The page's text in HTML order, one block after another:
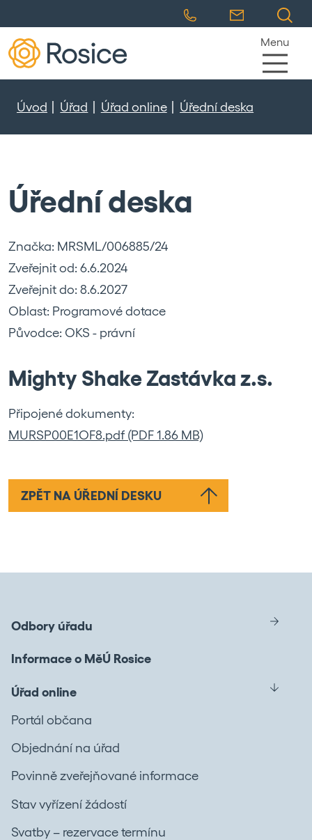
Menu
Úvod Úřad Úřad online Úřední deska
Úřední deska
Značka: MRSML/006885/24
Zveřejnit od: 6.6.2024
Zveřejnit do: 8.6.2027
Oblast: Programové dotace
Původce: OKS - právní
Mighty Shake Zastávka z.s.
Připojené dokumenty:
MURSP00E1OF8.pdf (PDF 1.86 MB)
ZPĚT NA ÚŘEDNÍ DESKU
Odbory úřadu
Informace o MěÚ Rosice
Úřad online
Portál občana
Objednání na úřad
Povinně zveřejňované informace
Stav vyřízení žádostí
Svatby – rezervace termínu